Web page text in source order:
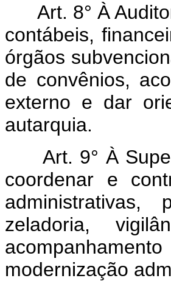
Art. 8° À
contábeis,
órgãos
de convênios,
externo e dar
autarquia.
Art. 9° À
coordenar e
administrativas,
zeladoria,
modernização